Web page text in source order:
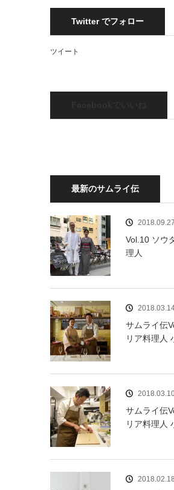
Twitter でフォロー
ツイート
最新のサムライ伝
2018.09.27
Vol.10 ソウ
理人
サムライ伝
リア料理人
サムライ伝
リア料理人
2018.02.18